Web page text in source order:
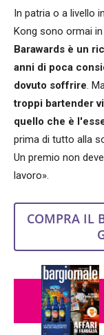
In patria o a livello
Kong sono ormai
Barawards è un
anni di poca
dovuto soffrire.
troppi bartender
quello che è
prima di tutto alla
Un premio non
lavoro».
COMPRA IL